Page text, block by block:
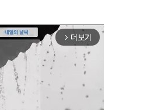
arrow_forward_ios 더보기